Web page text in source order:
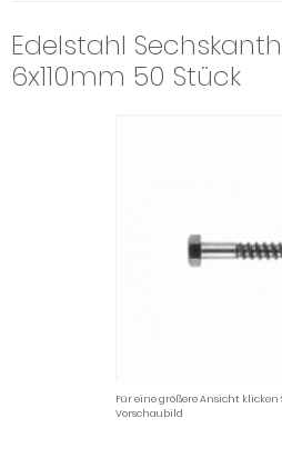
Edelstahl
6x110mm 50 Stück
Für eine größere Ansicht klicken
Vorschaubild